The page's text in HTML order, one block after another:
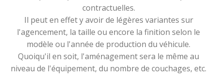
contractuelles.
Il peut en effet y avoir de légères variantes sur
l'agencement, la taille ou encore la finition selon le
modèle ou l'année de production du véhicule.
Quoiqu'il en soit, l'aménagement sera le même au
niveau de l'équipement, du nombre de couchages, etc.